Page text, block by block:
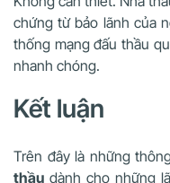
chứng từ bảo lãnh của
thống mạng đấu thầu
nhanh chóng.
Kết luận
Trên đây là những
thầu dành cho những